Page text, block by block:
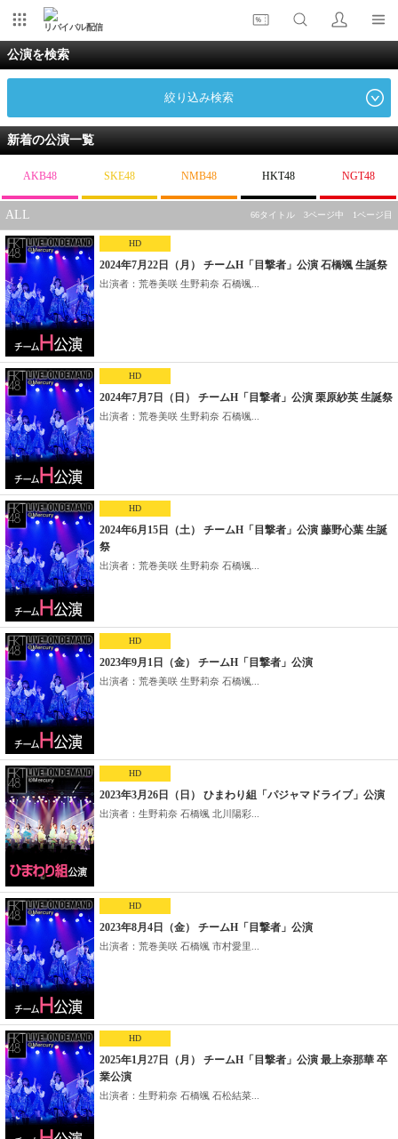
リバイバル配信
公演を検索
絞り込み検索
新着の公演一覧
AKB48 SKE48 NMB48 HKT48 NGT48
ALL 66タイトル 3ページ中 1ページ目
HD
2024年7月22日（月） チームH「目撃者」公演 石橋颯 生誕祭
出演者：荒巻美咲 生野莉奈 石橋颯...
HD
2024年7月7日（日） チームH「目撃者」公演 栗原紗英 生誕祭
出演者：荒巻美咲 生野莉奈 石橋颯...
HD
2024年6月15日（土） チームH「目撃者」公演 藤野心葉 生誕
祭
出演者：荒巻美咲 生野莉奈 石橋颯...
HD
2023年9月1日（金） チームH「目撃者」公演
出演者：荒巻美咲 生野莉奈 石橋颯...
HD
2023年3月26日（日） ひまわり組「パジャマドライブ」公演
出演者：生野莉奈 石橋颯 北川陽彩...
HD
2023年8月4日（金） チームH「目撃者」公演
出演者：荒巻美咲 石橋颯 市村愛里...
HD
2025年1月27日（月） チームH「目撃者」公演 最上奈那華 卒
業公演
出演者：生野莉奈 石橋颯 石松結菜...